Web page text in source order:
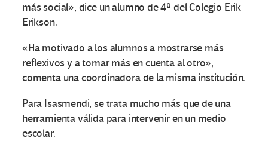
más social», dice un alumno de 4º del Colegio Erik
Erikson.
«Ha motivado a los alumnos a mostrarse más
reflexivos y a tomar más en cuenta al otro»,
comenta una coordinadora de la misma institución.
Para Isasmendi, se trata mucho más que de una
herramienta válida para intervenir en un medio
escolar.